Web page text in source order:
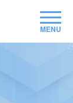
MENU